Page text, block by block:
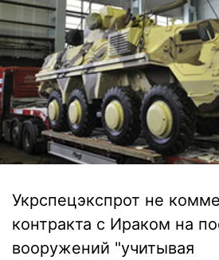
Укрспецэкспрот не
контракта с Ираком на
вооружений "учитывая